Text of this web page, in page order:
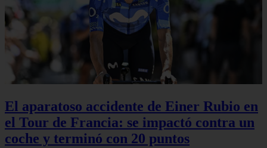
El aparatoso accidente de Einer Rubio en
el Tour de Francia: se impactó contra un
coche y terminó con 20 puntos